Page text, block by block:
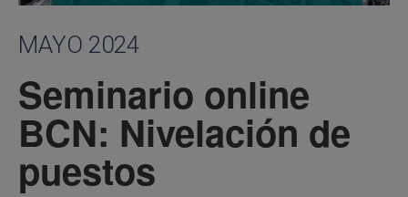
MAYO 2024
Seminario online
BCN: Nivelación de
puestos